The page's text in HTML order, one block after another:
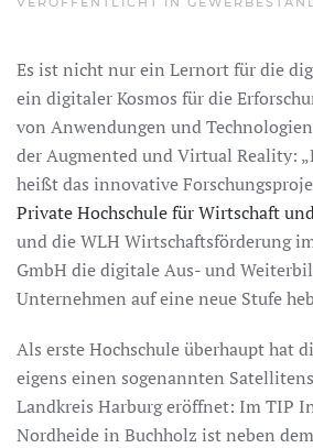
Es ist nicht nur ein Lernort für die
ein digitaler Kosmos für die
von Anwendungen und
der Augmented und Virtual Reality:
heißt das innovative
Private Hochschule für Wirtschaft
und die WLH Wirtschaftsförderung
GmbH die digitale Aus- und
Unternehmen auf eine neue Stufe
Als erste Hochschule überhaupt hat
eigens einen sogenannten
Landkreis Harburg eröffnet: Im TIP
Nordheide in Buchholz ist neben